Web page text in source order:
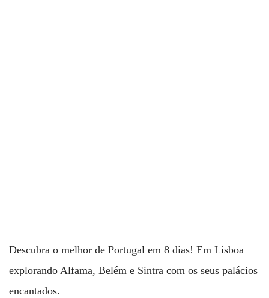
Descubra o melhor de Portugal em 8 dias! Em Lisboa
explorando Alfama, Belém e Sintra com os seus palácios
encantados.